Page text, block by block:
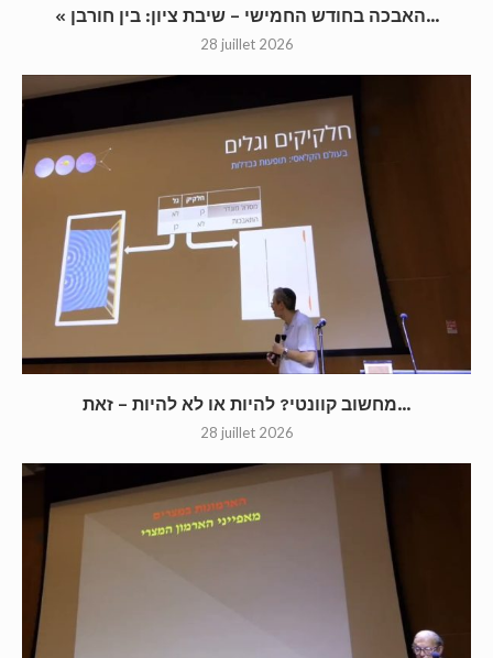
« האבכה בחודש החמישי – שיבת ציון: בין חורבן...
28 juillet 2026
מחשוב קוונטי? להיות או לא להיות – זאת...
28 juillet 2026